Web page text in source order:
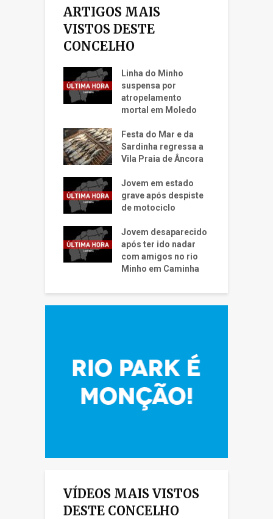
ARTIGOS MAIS
VISTOS DESTE
CONCELHO
Linha do Minho
suspensa por
atropelamento
mortal em Moledo
Festa do Mar e da
Sardinha regressa a
Vila Praia de Âncora
Jovem em estado
grave após despiste
de motociclo
Jovem desaparecido
após ter ido nadar
com amigos no rio
Minho em Caminha
VÍDEOS MAIS VISTOS
DESTE CONCELHO